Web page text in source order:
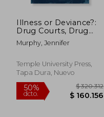
Illness or Deviance?:
Drug Courts, Drug
Treatment, and the
Ambiguity of
Murphy, Jennifer
Temple University Press,
Tapa Dura, Nuevo